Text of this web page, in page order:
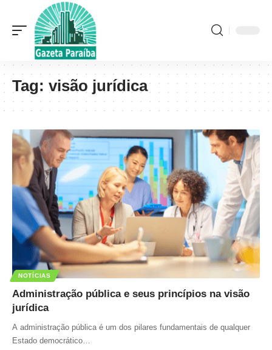
Tag: visão jurídica
NOTÍCIAS
Administração pública e seus princípios na visão
jurídica
A administração pública é um dos pilares fundamentais de qualquer
Estado democrático…